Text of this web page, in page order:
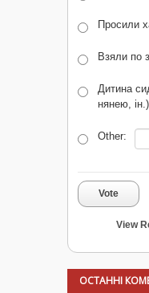
Просили
Взяли по
Дитина
нянею, ін.)
Other:
Vote
View
ОСТАННІ